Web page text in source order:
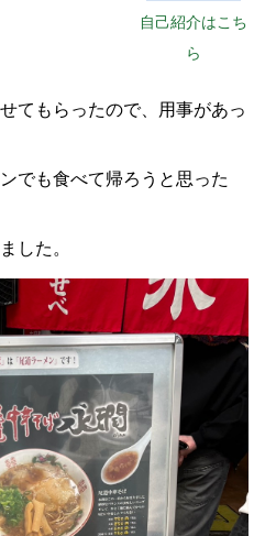
自己紹介はこち
ら
てもらったので、用事があっ
でも食べて帰ろうと思った
した。